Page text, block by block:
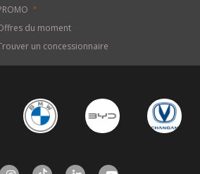
*
du moment
un concessionnaire